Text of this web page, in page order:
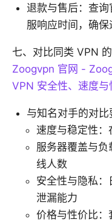
退款与售后：查
服响应时间，确保
七、对比同类 VPN
Zoogvpn 官网 -
VPN 安全性、速度与
与知名对手的对比
速度与稳定性
服务器覆盖与
线人数
安全性与隐私
泄漏能力
价格与性价比：